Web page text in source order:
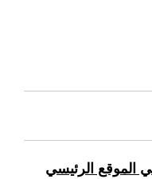
الموقع الرئيسي